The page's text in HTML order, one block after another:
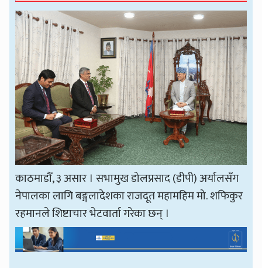
काठमाडौँ, ३ असार । सभामुख डोलप्रसाद (डीपी) अर्यालसँग
नेपालका लागि बङ्गलादेशका राजदूत महामहिम मो. शफिकुर
रहमानले शिष्टाचार भेटवार्ता गरेका छन् ।